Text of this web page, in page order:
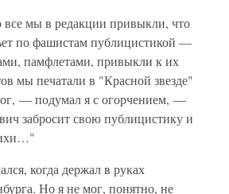
все мы в редакции привыкли, что
по фашистам публицистикой —
памфлетами, привыкли к их
мы печатали в "Красной звезде"
— подумал я с огорчением, —
забросит свою публицистику и
когда держал в руках
Но я не мог, понятно, не